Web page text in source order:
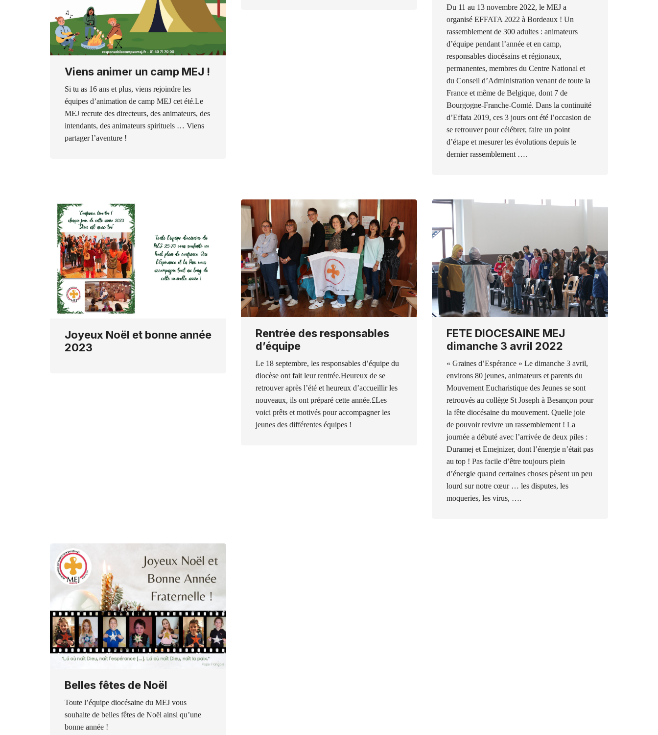
Viens animer un camp MEJ !
Si tu as 16 ans et plus, viens rejoindre les
équipes d’animation de camp MEJ cet été.Le
MEJ recrute des directeurs, des animateurs, des
intendants, des animateurs spirituels … Viens
partager l’aventure !
Du 11 au 13 novembre 2022, le MEJ a
organisé EFFATA 2022 à Bordeaux ! Un
rassemblement de 300 adultes : animateurs
d’équipe pendant l’année et en camp,
responsables diocésains et régionaux,
permanentes, membres du Centre National et
du Conseil d’Administration venant de toute la
France et même de Belgique, dont 7 de
Bourgogne-Franche-Comté. Dans la continuité
d’Effata 2019, ces 3 jours ont été l’occasion de
se retrouver pour célébrer, faire un point
d’étape et mesurer les évolutions depuis le
dernier rassemblement ….
Joyeux Noël et bonne année
2023
Rentrée des responsables
d’équipe
Le 18 septembre, les responsables d’équipe du
diocèse ont fait leur rentrée.Heureux de se
retrouver après l’été et heureux d’accueillir les
nouveaux, ils ont préparé cette année.£Les
voici prêts et motivés pour accompagner les
jeunes des différentes équipes !
FETE DIOCESAINE MEJ
dimanche 3 avril 2022
« Graines d’Espérance » Le dimanche 3 avril,
environs 80 jeunes, animateurs et parents du
Mouvement Eucharistique des Jeunes se sont
retrouvés au collège St Joseph à Besançon pour
la fête diocésaine du mouvement. Quelle joie
de pouvoir revivre un rassemblement ! La
journée a débuté avec l’arrivée de deux piles :
Duramej et Emejnizer, dont l’énergie n’était pas
au top ! Pas facile d’être toujours plein
d’énergie quand certaines choses pèsent un peu
lourd sur notre cœur … les disputes, les
moqueries, les virus, ….
Belles fêtes de Noël
Toute l’équipe diocésaine du MEJ vous
souhaite de belles fêtes de Noël ainsi qu’une
bonne année !